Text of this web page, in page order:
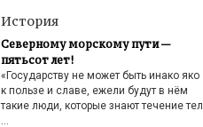
История
Северному морскому пути —
пятьсот лет!
«Государству не может быть инако яко
к пользе и славе, ежели будут в нём
такие люди, которые знают течение тел